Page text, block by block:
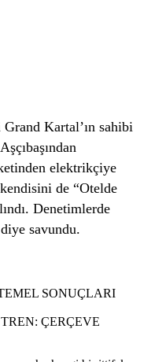
Kartal’ın sahibi
elektrikçiye
de “Otelde
Denetimlerde
savundu.
SONUÇLARI
ÇERÇEVE